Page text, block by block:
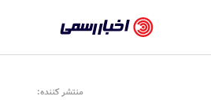
رسمی
-
منتشر کننده: